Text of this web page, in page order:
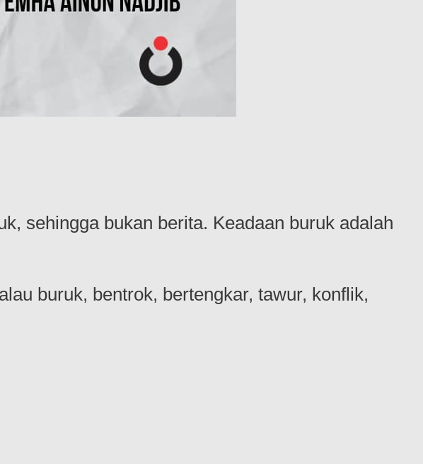
sehingga bukan berita. Keadaan buruk adalah
buruk, bentrok, bertengkar, tawur, konflik,